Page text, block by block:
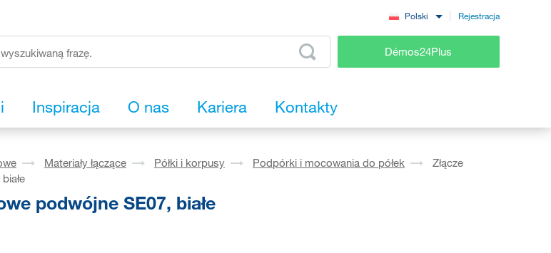
Polski Rejestracja
Démos24Plus
Inspiracja O nas Kariera Kontakty
Materiały łączące Półki i korpusy Podpórki i mocowania do półek
Złącze
podwójne SE07, białe